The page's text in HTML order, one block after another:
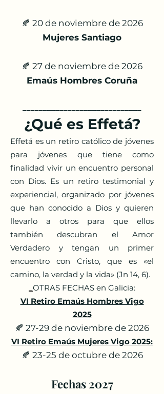
🍂 20 de noviembre de 2026
Mujeres Santiago
🍂 27 de noviembre de 2026
Emaús Hombres Coruña
¿Qué es Effetá?
Effetá es un retiro católico de jóvenes
para jóvenes que tiene como
finalidad vivir un encuentro personal
con Dios. Es un retiro testimonial y
experiencial, organizado por jóvenes
que han conocido a Dios y quieren
llevarlo a otros para que ellos
también descubran el Amor
Verdadero y tengan un primer
encuentro con Cristo, que es «el
camino, la verdad y la vida» (Jn 14, 6).
OTRAS FECHAS en Galicia:
VI Retiro Emaús Hombres Vigo
2025
🍂 27-29 de noviembre de 2026
VI Retiro Emaús Mujeres Vigo 2025:
🍂 23-25 de octubre de 2026
Fechas 2027